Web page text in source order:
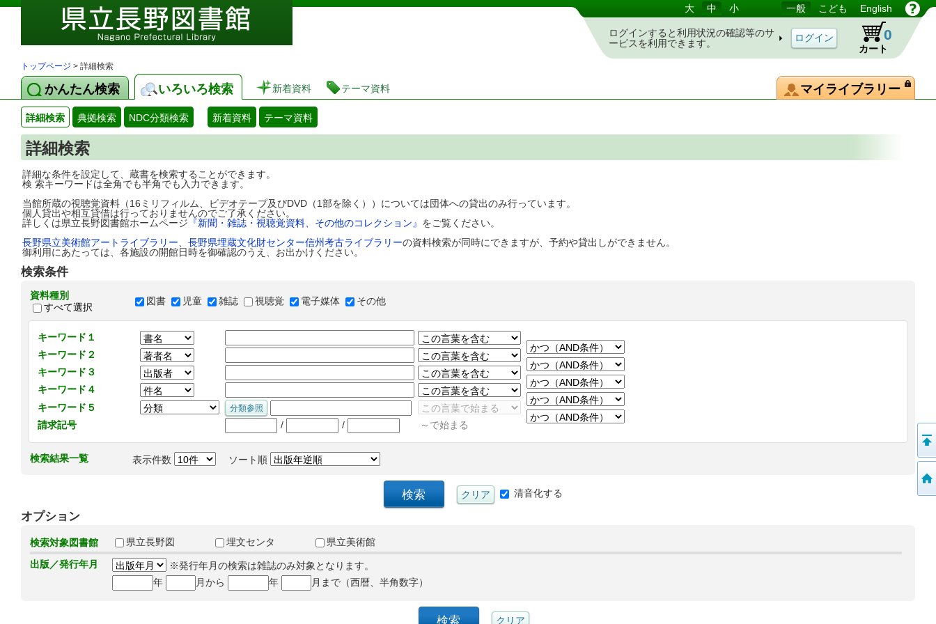
図書館 蔵書検索・予約システム 大 中 小 一般 こども English
ログインすると利用状況の確認等のサ
ービスを利用できます。
カート
0
トップページ > 詳細検索
かんたん検索 いろいろ検索 新着資料 テーマ資料 マイライブラリー
詳細検索 典拠検索 NDC分類検索 新着資料 テーマ資料
詳細検索
詳細な条件を設定して、蔵書を検索することができます。
検 索キーワードは全角でも半角でも入力できます。
当館所蔵の視聴覚資料（16ミリフィルム、ビデオテープ及びDVD（1部を除く））については団体への貸出のみ行っています。
個人貸出や相互貸借は行っておりませんのでご了承ください。
詳しくは県立長野図書館ホームページ 『新聞・雑誌・視聴覚資料、その他のコレクション』 をご覧ください。
長野県立美術館アートライブラリー
長野県埋蔵文化財センター信州考古ライブラリーの資料検索が同時にできますが、予約や貸出しができません。
御利用にあたっては、各施設の開館日時を御確認のうえ、お出かけください。
検索条件
資料種別
すべて選択
図書 児童 雑誌 視聴覚 電子媒体 その他
キーワード１
キーワード２
キーワード３
キーワード４
キーワード５
請求記号
/ / ～で始まる
検索結果一覧 表示件数 ソート順
清音化する
オプション
検索対象図書館 県立長野図 埋文センタ
県立美術館
出版／発行年月
※発行年月の検索は雑誌のみ対象となります。
年
月から 年 月まで（西暦、半角数字）